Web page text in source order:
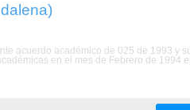
acuerdo académico de 025 de 1993 y
en el mes de Febrero de 1994